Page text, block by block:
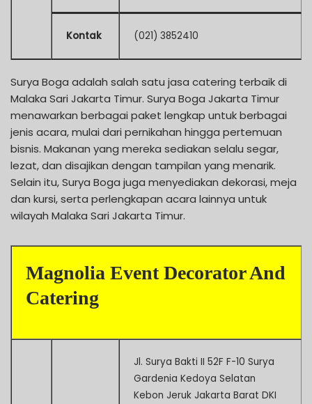
Kontak (021) 3852410
Surya Boga adalah salah satu jasa catering terbaik di
Malaka Sari Jakarta Timur. Surya Boga Jakarta Timur
menawarkan berbagai paket lengkap untuk berbagai
jenis acara, mulai dari pernikahan hingga pertemuan
bisnis. Makanan yang mereka sediakan selalu segar,
lezat, dan disajikan dengan tampilan yang menarik.
Selain itu, Surya Boga juga menyediakan dekorasi, meja
dan kursi, serta perlengkapan acara lainnya untuk
wilayah Malaka Sari Jakarta Timur.
Magnolia Event Decorator And
Catering
Jl. Surya Bakti II 52F F-10 Surya
Gardenia Kedoya Selatan
Kebon Jeruk Jakarta Barat DKI